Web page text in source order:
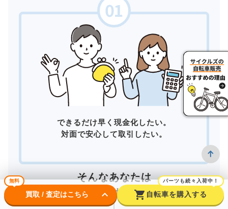
できるだけ早く現金化したい。
対面で安心して取引したい。
そんなあなたは
店頭買取がおすすめ！
無料
買取 / 査定はこちら keyboard_arrow_down shopping_cart
パーツも続々入荷中！
自転車を購入する